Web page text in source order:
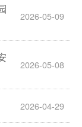
2026-05-09
2026-05-08
2026-04-29